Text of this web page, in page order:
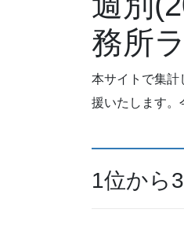
務所
本サイトで集計
援いたします。
1位から